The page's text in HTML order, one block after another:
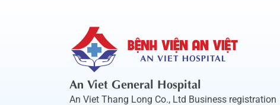
An Viet General Hospital
An Viet Thang Long Co., Ltd Business registration